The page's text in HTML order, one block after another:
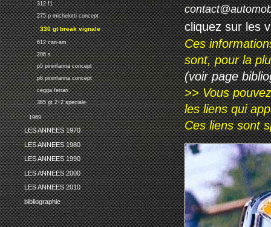
312 f1
275 p michelotti concept
330 gt break vignale
612 can-am
206 s
p5 pininfarina concept
p6 pininfarina concept
cegga ferrari
365 gt 2+2 speciale
1969
LES ANNEES 1970
LES ANNEES 1980
LES ANNEES 1990
LES ANNEES 2000
LES ANNEES 2010
bibliographie
cliquez sur les
Ces
sont, pour la
(voir page
>> Vous
les liens qui
Ces liens sont